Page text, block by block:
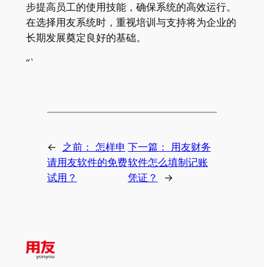
步提高员工的使用技能，确保系统的高效运行。
在选择用友系统时，重视培训与支持将为企业的
长期发展奠定良好的基础。
“`
← 之前： 怎样申
请用友软件的免费
试用？
下一篇：
用友财务
软件怎么填制记账
凭证？
→